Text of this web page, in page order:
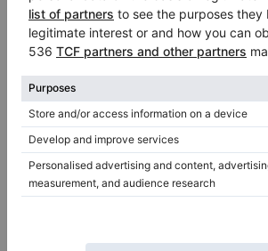
Hot Featured ad
Nya, Yamaha, CF6
år: 2014 Längd:6′11″
Land:Italien